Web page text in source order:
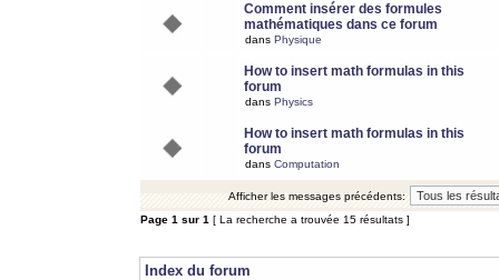
Comment insérer des formules
mathématiques dans ce forum
dans Physique
How to insert math formulas in this
forum
dans Physics
How to insert math formulas in this
forum
dans Computation
Afficher les messages précédents:
Page 1 sur 1 [ La recherche a trouvée 15 résultats ]
Index du forum